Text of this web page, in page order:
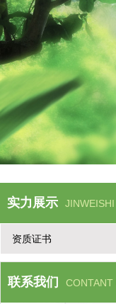
实力展示 JINWEISHI
资质证书
联系我们 CONTANT